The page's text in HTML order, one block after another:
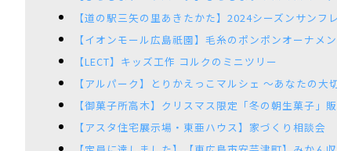
【道の駅三矢の里あきたかた】2024シーズンサン
【イオンモール広島祇園】毛糸のポンポンオーナメ
【LECT】キッズ工作 コルクのミニツリー
【アルパーク】とりかえっこマルシェ ～あなたの大
【御菓子所高木】クリスマス限定「冬の朝生菓子」
【アスタ住宅展示場・東亜ハウス】家づくり相談会